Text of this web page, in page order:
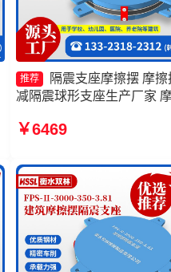
推荐
隔震支座摩擦摆 摩擦
减隔震球形支座生产厂家
3.81厂家 摩擦摆隔震支座
￥6469